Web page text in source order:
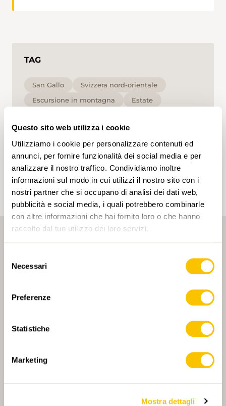
Questo sito web utilizza i cookie
Utilizziamo i cookie per personalizzare contenuti ed
annunci, per fornire funzionalità dei social media e per
analizzare il nostro traffico. Condividiamo inoltre
informazioni sul modo in cui utilizzi il nostro sito con i
nostri partner che si occupano di analisi dei dati web,
pubblicità e social media, i quali potrebbero combinarle
con altre informazioni che hai fornito loro o che hanno
raccolto dal tuo utilizzo dei loro servizi.
delNecessari
Preferenze
Statistiche
Marketing
Mostra dettagli
TAG
San Gallo
Svizzera nord-orientale
Escursione in montagna
Estate
Cliccando su un tag, puoi aggiungerlo al tuo
account e ottenere contenuti personalizzati in base
ai tuoi interessi. I tag possono essere salvati solo in
un account.
PARTNER PRINCIPALE E PARTNER DI TRASPORTO